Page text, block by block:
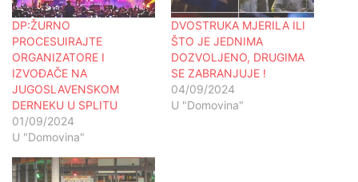
DP:ŽURNO
PROCESUIRAJTE
ORGANIZATORE I
IZVOĐAČE NA
JUGOSLAVENSKOM
DERNEKU U SPLITU
01/09/2024
U "Domovina"
DVOSTRUKA MJERILA ILI
ŠTO JE JEDNIMA
DOZVOLJENO, DRUGIMA
SE ZABRANJUJE !
04/09/2024
U "Domovina"